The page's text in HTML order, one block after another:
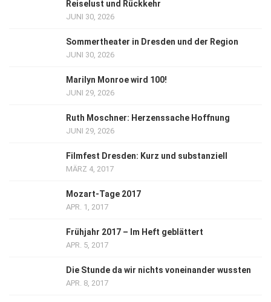
Reiselust und Rückkehr
JUNI 30, 2026
Sommertheater in Dresden und der Region
JUNI 30, 2026
Marilyn Monroe wird 100!
JUNI 29, 2026
Ruth Moschner: Herzenssache Hoffnung
JUNI 29, 2026
Filmfest Dresden: Kurz und substanziell
MÄRZ 4, 2017
Mozart-Tage 2017
APR. 1, 2017
Frühjahr 2017 – Im Heft geblättert
APR. 5, 2017
Die Stunde da wir nichts voneinander wussten
APR. 8, 2017